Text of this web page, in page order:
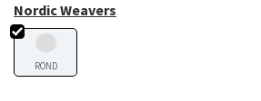
Nordic Weavers
ROND